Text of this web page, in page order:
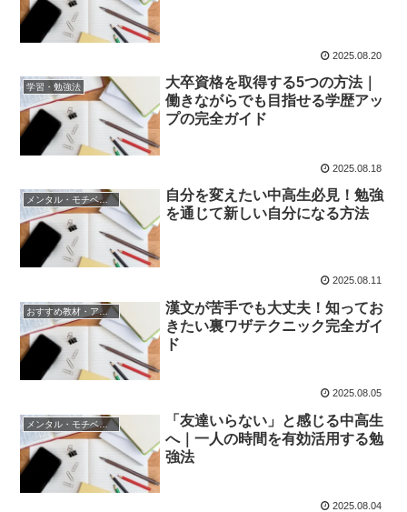
2025.08.20
学習・勉強法
大卒資格を取得する5つの方法｜
働きながらでも目指せる学歴アッ
プの完全ガイド
2025.08.18
メンタル・モチベーション
自分を変えたい中高生必見！勉強
を通じて新しい自分になる方法
2025.08.11
おすすめ教材・アプリ
漢文が苦手でも大丈夫！知ってお
きたい裏ワザテクニック完全ガイ
ド
2025.08.05
メンタル・モチベーション
「友達いらない」と感じる中高生
へ｜一人の時間を有効活用する勉
強法
2025.08.04